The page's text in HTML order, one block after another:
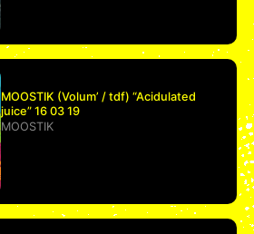
MOOSTIK (Volum’ / tdf) “Acidulated
juice” 16 03 19
MOOSTIK